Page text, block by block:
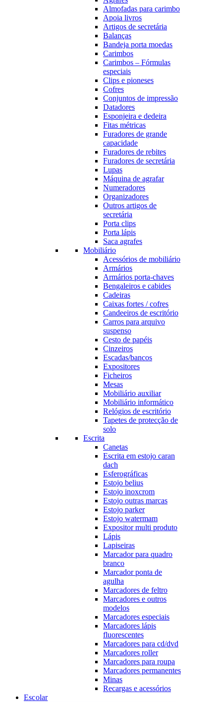
Almofadas para carimbo
Apoia livros
Artigos de secretária
Balanças
Bandeja porta moedas
Carimbos
Carimbos – Fórmulas
especiais
Clips e pioneses
Cofres
Conjuntos de impressão
Datadores
Esponjeira e dedeira
Fitas métricas
Furadores de grande
capacidade
Furadores de rebites
Furadores de secretária
Lupas
Máquina de agrafar
Numeradores
Organizadores
Outros artigos de
secretária
Porta clips
Porta lápis
Saca agrafes
Mobiliário
Acessórios de mobiliário
Armários
Armários porta-chaves
Bengaleiros e cabides
Cadeiras
Caixas fortes / cofres
Candeeiros de escritório
Carros para arquivo
suspenso
Cesto de papéis
Cinzeiros
Escadas/bancos
Expositores
Ficheiros
Mesas
Mobiliário auxiliar
Mobiliário informático
Relógios de escritório
Tapetes de protecção de
solo
Escrita
Canetas
Escrita em estojo caran
dach
Esferográficas
Estojo belius
Estojo inoxcrom
Estojo outras marcas
Estojo parker
Estojo watermam
Expositor multi produto
Lápis
Lapiseiras
Marcador para quadro
branco
Marcador ponta de
agulha
Marcadores de feltro
Marcadores e outros
modelos
Marcadores especiais
Marcadores lápis
fluorescentes
Marcadores para cd/dvd
Marcadores roller
Marcadores para roupa
Marcadores permanentes
Minas
Recargas e acessórios
Escolar